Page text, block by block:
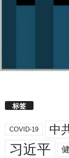
标签
COVID-19 中
习近平